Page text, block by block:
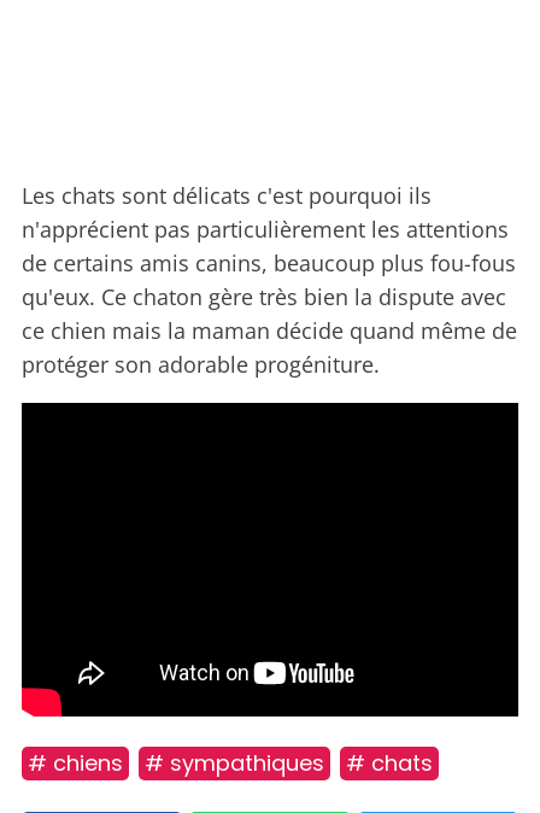
Les chats sont délicats c'est pourquoi ils
n'apprécient pas particulièrement les attentions
de certains amis canins, beaucoup plus fou-fous
qu'eux. Ce chaton gère très bien la dispute avec
ce chien mais la maman décide quand même de
protéger son adorable progéniture.
# chiens # sympathiques # chats